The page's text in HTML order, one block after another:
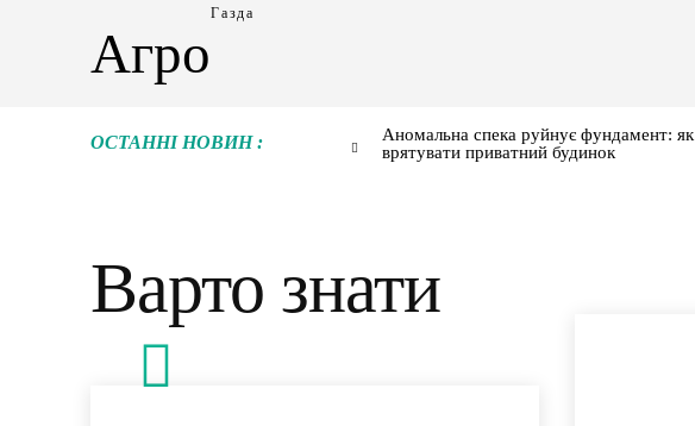
Агро
Газда
ОСТАННІ НОВИН :
Аномальна спека руйнує фундамент: як
врятувати приватний будинок
Варто знати